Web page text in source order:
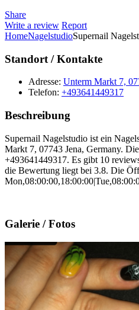
Share
Write a review Report
HomeNagelstudioSupernail
Standort / Kontakte
Adresse: Unterm Markt 7,
Telefon: +493641449317
Beschreibung
Supernail Nagelstudio ist ein
Markt 7, 07743 Jena, Germany.
+493641449317. Es gibt 10
die Bewertung liegt bei 3.8. Die
Galerie / Fotos